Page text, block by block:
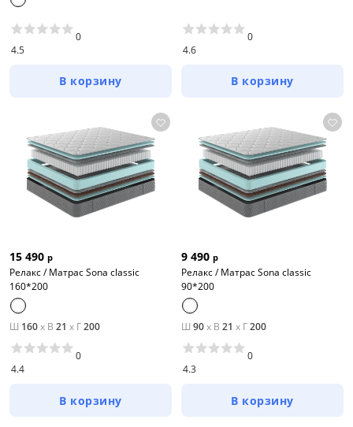
4.5
0
В корзину
4.6
0
В корзину
15 490 р
Релакс / Матрас Sona classic
160*200
Ш 160x В 21 x Г200
4.4
0
В корзину
9 490 р
Релакс / Матрас Sona classic
90*200
Ш 90x В 21 x Г200
4.3
0
В корзину